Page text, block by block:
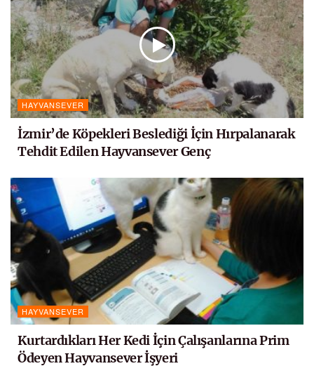
HAYVANSEVER
İzmir’de Köpekleri Beslediği İçin Hırpalanarak
Tehdit Edilen Hayvansever Genç
HAYVANSEVER
Kurtardıkları Her Kedi İçin Çalışanlarına Prim
Ödeyen Hayvansever İşyeri